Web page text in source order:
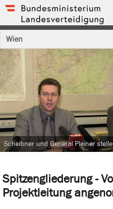
Wien
Spitzengliederung -
Projektleitung
Scheibner und General Pleiner